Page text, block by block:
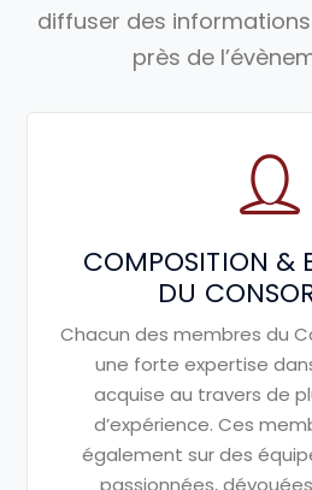
diffuser des
près de
COMPOSITION &
DU
Chacun des membres du
une forte expertise
acquise au travers de
d’expérience. Ces
également surdes
passionnées,